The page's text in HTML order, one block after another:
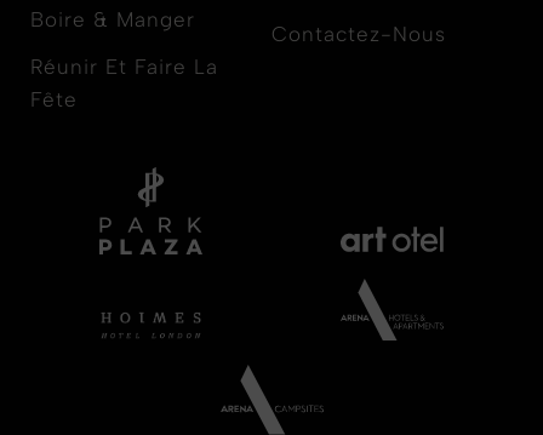
Boire & Manger
Réunir Et Faire La
Fête
Contactez-Nous